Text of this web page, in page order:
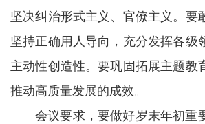
坚决纠治形式主义、官僚主义。要
坚持正确用人导向，充分发挥各级
主动性创造性。要巩固拓展主题教
推动高质量发展的成效。
会议要求，要做好岁末年初重